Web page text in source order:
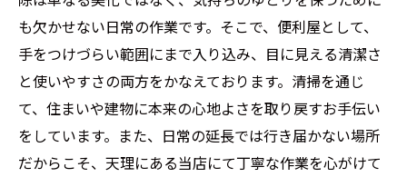
も欠かせない日常の作業です。そこで、便利屋として、
手をつけづらい範囲にまで入り込み、目に見える清潔さ
と使いやすさの両方をかなえております。清掃を通じ
て、住まいや建物に本来の心地よさを取り戻すお手伝い
をしています。また、日常の延長では行き届かない場所
だからこそ、天理にある当店にて丁寧な作業を心がけて